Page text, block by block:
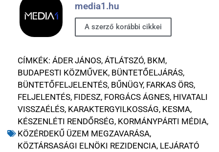
media1.hu
A szerző korábbi cikkei
CÍMKÉK: ÁDER JÁNOS, ÁTLÁTSZÓ, BKM,
BUDAPESTI KÖZMŰVEK, BÜNTETŐELJÁRÁS,
BÜNTETŐFELJELENTÉS, BŰNÜGY, FARKAS ÖRS,
FELJELENTÉS, FIDESZ, FORGÁCS ÁGNES, HIVATALI
VISSZAÉLÉS, KARAKTERGYILKOSSÁG, KESMA,
KÉSZENLÉTI RENDŐRSÉG, KORMÁNYPÁRTI MÉDIA,
KÖZÉRDEKŰ ÜZEM MEGZAVARÁSA,
KÖZTÁRSASÁGI ELNÖKI REZIDENCIA, LEJÁRATÓ